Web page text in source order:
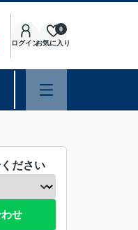
ログインお気に入り
0
ださい
せ